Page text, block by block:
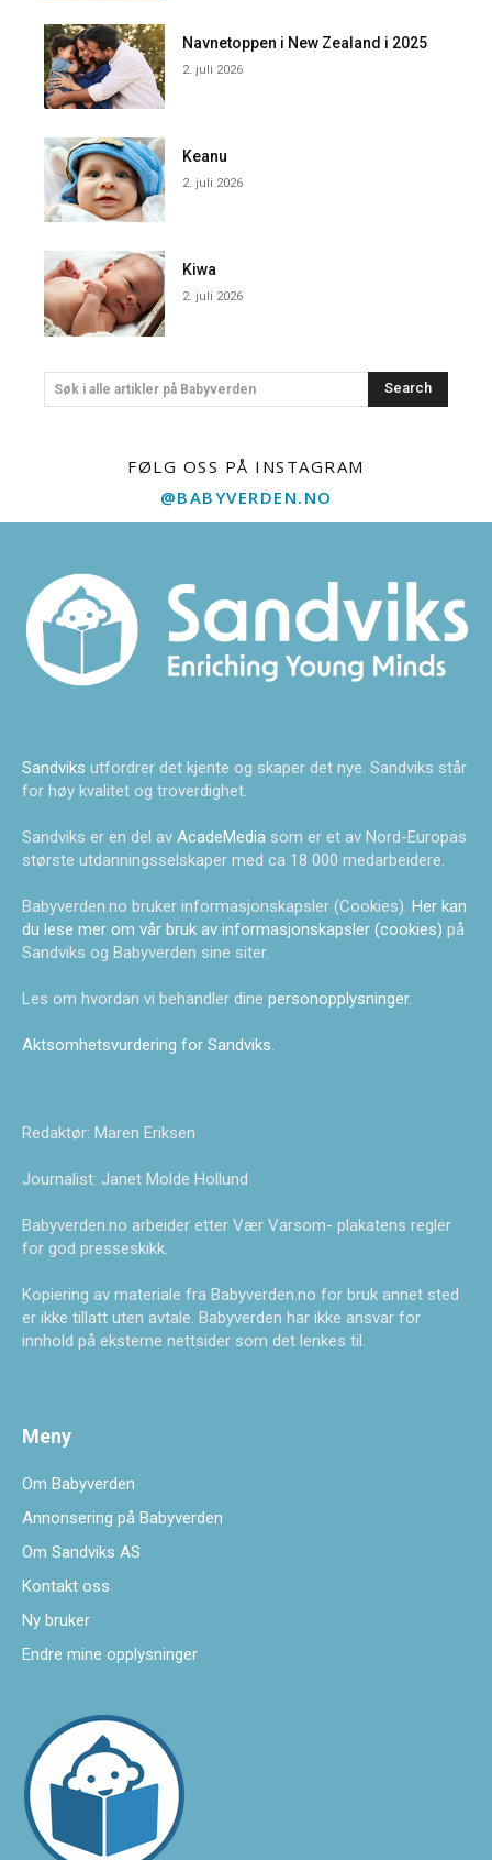
Navnetoppen i New Zealand i 2025
2. juli 2026
Keanu
2. juli 2026
Kiwa
2. juli 2026
Søk i alle artikler på Babyverden Search
FØLG OSS PÅ INSTAGRAM
@BABYVERDEN.NO
Sandviks utfordrer det kjente og skaper det nye. Sandviks står
for høy kvalitet og troverdighet.
Sandviks er en del av AcadeMedia som er et av Nord-Europas
største utdanningsselskaper med ca 18 000 medarbeidere.
Babyverden.no bruker informasjonskapsler (Cookies). Her kan
du lese mer om vår bruk av informasjonskapsler (cookies) på
Sandviks og Babyverden sine siter.
Les om hvordan vi behandler dine personopplysninger.
Aktsomhetsvurdering for Sandviks.
Redaktør: Maren Eriksen
Journalist: Janet Molde Hollund
Babyverden.no arbeider etter Vær Varsom- plakatens regler
for god presseskikk.
Kopiering av materiale fra Babyverden.no for bruk annet sted
er ikke tillatt uten avtale. Babyverden har ikke ansvar for
innhold på eksterne nettsider som det lenkes til.
Meny
Om Babyverden
Annonsering på Babyverden
Om Sandviks AS
Kontakt oss
Ny bruker
Endre mine opplysninger